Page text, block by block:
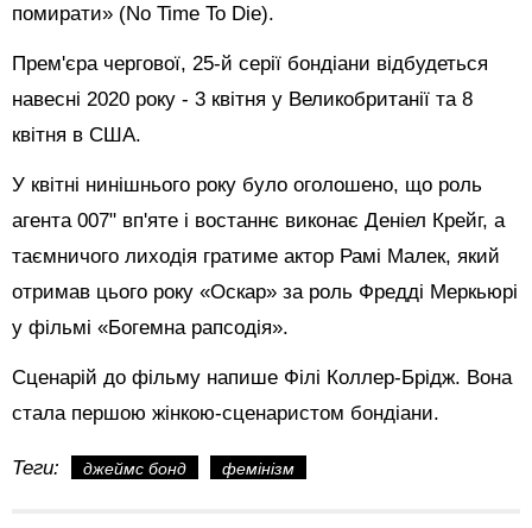
помирати» (No Time To Die).
Прем'єра чергової, 25-й серії бондіани відбудеться
навесні 2020 року - 3 квітня у Великобританії та 8
квітня в США.
У квітні нинішнього року було оголошено, що роль
агента 007" вп'яте і востаннє виконає Деніел Крейг, а
таємничого лиходія гратиме актор Рамі Малек, який
отримав цього року «Оскар» за роль Фредді Меркьюрі
у фільмі «Богемна рапсодія».
Сценарій до фільму напише Філі Коллер-Брідж. Вона
стала першою жінкою-сценаристом бондіани.
Теги: джеймс бонд фемінізм